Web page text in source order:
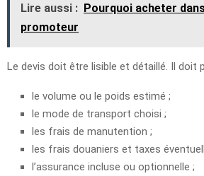
Lire aussi : Pourquoi acheter
promoteur
Le devis doit être lisible et détaillé. Il doit
le volume ou le poids estimé ;
le mode de transport choisi ;
les frais de manutention ;
les frais douaniers et taxes
l’assurance incluse ou optionnelle ;